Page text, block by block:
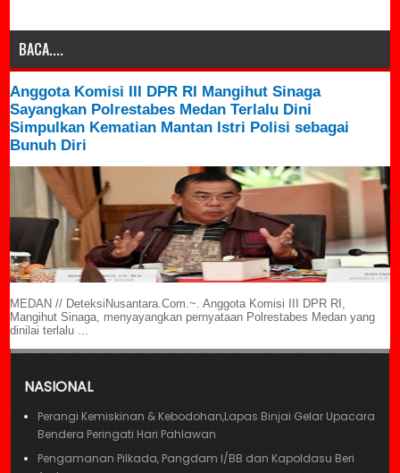
BACA....
Anggota Komisi III DPR RI Mangihut Sinaga
Sayangkan Polrestabes Medan Terlalu Dini
Simpulkan Kematian Mantan Istri Polisi sebagai
Bunuh Diri
MEDAN // DeteksiNusantara.Com.~. Anggota Komisi III DPR RI,
Mangihut Sinaga, menyayangkan pernyataan Polrestabes Medan yang
dinilai terlalu ...
NASIONAL
Perangi Kemiskinan & Kebodohan,Lapas Binjai Gelar Upacara
Bendera Peringati Hari Pahlawan
Pengamanan Pilkada, Pangdam I/BB dan Kapoldasu Beri